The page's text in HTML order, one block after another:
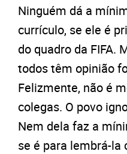
Ninguém dá a
currículo, se ele é
do quadro da FIFA.
todos têm opinião
Felizmente, não é
colegas. O povo
Nem dela faz a
se é para lembrá-la